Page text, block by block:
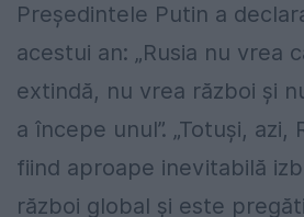
Președintele Putin a
acestui an: „Rusia nu vrea
extindă, nu vrea război și
a începe unul”. „Totuși, azi,
fiind aproape inevitabilă
război global și este